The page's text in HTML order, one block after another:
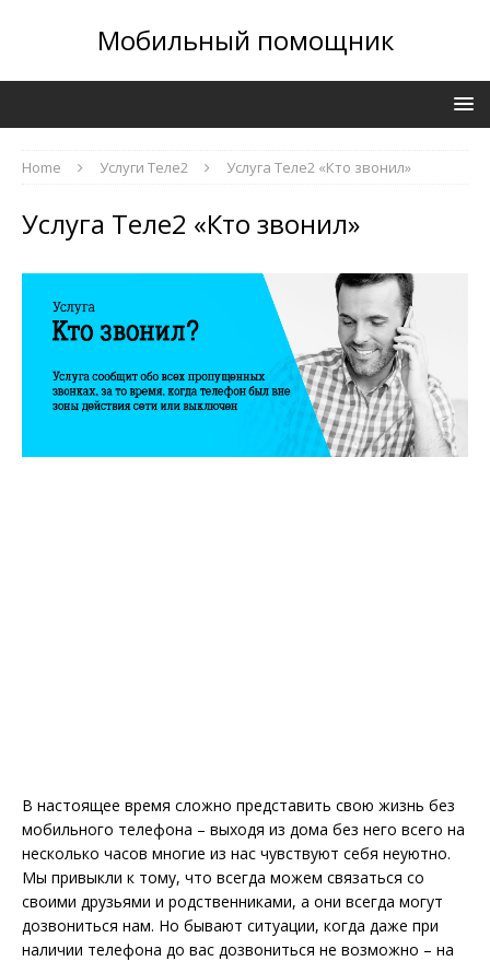
Мобильный помощник
Home Услуги Теле2 Услуга Теле2 «Кто звонил»
Услуга Теле2 «Кто звонил»
В настоящее время сложно представить свою жизнь без
мобильного телефона – выходя из дома без него всего на
несколько часов многие из нас чувствуют себя неуютно.
Мы привыкли к тому, что всегда можем связаться со
своими друзьями и родственниками, а они всегда могут
дозвониться нам. Но бывают ситуации, когда даже при
наличии телефона до вас дозвониться не возможно – на